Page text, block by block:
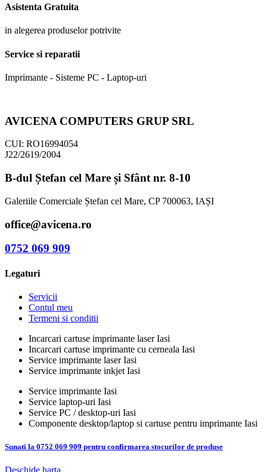
Asistenta Gratuita
in alegerea produselor potrivite
Service si reparatii
Imprimante - Sisteme PC - Laptop-uri
AVICENA COMPUTERS GRUP SRL
CUI: RO16994054
J22/2619/2004
B-dul Ștefan cel Mare și Sfânt nr. 8-10
Galeriile Comerciale Ștefan cel Mare, CP 700063, IAȘI
office@avicena.ro
0752 069 909
Legaturi
Servicii
Contul meu
Termeni si conditii
Incarcari cartuse imprimante laser Iasi
Incarcari cartuse imprimante cu cerneala Iasi
Service imprimante laser Iasi
Service imprimante inkjet Iasi
Service imprimante Iasi
Service laptop-uri Iasi
Service PC / desktop-uri Iasi
Componente desktop/laptop si cartuse pentru imprimante Iasi
Sunati la 0752 069 909 pentru confirmarea stocurilor de produse